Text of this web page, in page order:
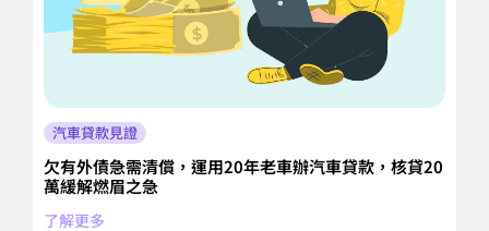
汽車貸款見證
欠有外債急需清償，運用20年老車辦汽車貸款，核貸20
萬緩解燃眉之急
了解更多